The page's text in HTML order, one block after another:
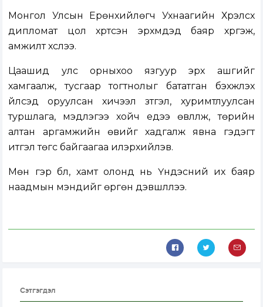
Монгол Улсын Ерөнхийлөгч Ухнаагийн Хүрэлсүх
дипломат цол хүртсэн эрхмүүдэд баяр хүргэж,
амжилт хүслээ.
Цаашид улс орныхоо язгуур эрх ашгийг
хамгаалж, тусгаар тогтнолыг бататган бэхжүүлэх
үйлсэд оруулсан хичээл зүтгэл, хуримтлуулсан
туршлага, мэдлэгээ хойч үедээ өвлүүлж, төрийн
алтан аргамжийн өвийг хадгалж явна гэдэгт
итгэл төгс байгаагаа илэрхийлэв.
Мөн гэр бүл, хамт олонд нь Үндэсний их баяр
наадмын мэндийг өргөн дэвшүүллээ.
Сэтгэгдэл